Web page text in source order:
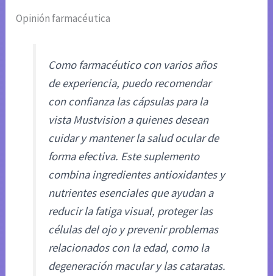
Opinión farmacéutica
Como farmacéutico con varios años
de experiencia, puedo recomendar
con confianza las cápsulas para la
vista Mustvision a quienes desean
cuidar y mantener la salud ocular de
forma efectiva. Este suplemento
combina ingredientes antioxidantes y
nutrientes esenciales que ayudan a
reducir la fatiga visual, proteger las
células del ojo y prevenir problemas
relacionados con la edad, como la
degeneración macular y las cataratas.